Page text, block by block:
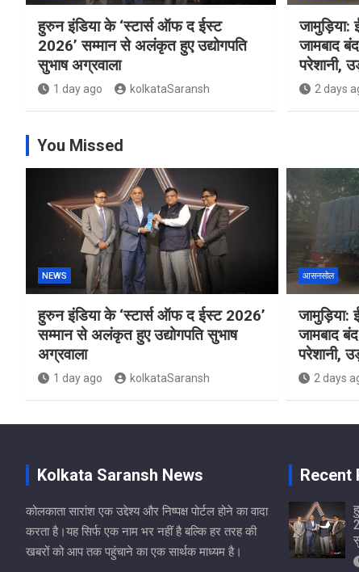
हुरुन इंडिया के ‘स्टार्स ऑफ द ईस्ट
2026’ सम्मान से अलंकृत हुए उद्योगपति
सुभाष अग्रवाला
1 day ago kolkataSaransh
जामुड़िया:
जामबाद
परेशानी,
2 days
You Missed
NEWS
हुरुन इंडिया के ‘स्टार्स ऑफ द ईस्ट 2026’
सम्मान से अलंकृत हुए उद्योगपति सुभाष
अग्रवाला
1 day ago kolkataSaransh
आसनसोल
जामुड़िया:
जामबाद
परेशानी,
2 days
Kolkata Saransh News
कोलकाता सारांश एक उद्देश्य और निष्पक्ष पोर्टल होने का वादा
करता है।यह सिर्फ एक नाम भर नहीं है बल्कि हर तरह की
खबरों को आप तक पहुंचाने का एक सार्थक माध्यम है।
Recent